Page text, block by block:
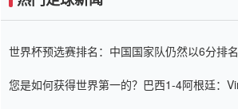
世界杯预选赛排名：中国国家队仍然以6分排
您是如何获得世界第一的？巴西1-4阿根廷：